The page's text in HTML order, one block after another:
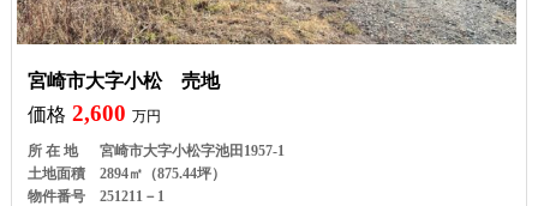
宮崎市大字小松 売地
価格 2,600 万円
所 在 地
宮崎市大字小松字池田1957-1
土地面積
2894㎡（875.44坪）
物件番号
251211－1